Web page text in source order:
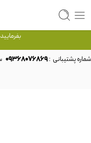
توجه! برند لانگ لایف رایحه
عرضه می کند.که با انتخاب
شماره پشتیبانی :09368076869